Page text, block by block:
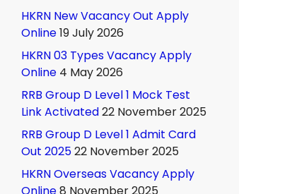
HKRN New Vacancy Out Apply
Online19 July 2026
HKRN 03 Types Vacancy Apply
Online 4 May 2026
RRB Group D Level 1 Mock Test
Link Activated22 November 2025
RRB Group D Level 1 Admit Card
Out 202522 November 2025
HKRN Overseas Vacancy Apply